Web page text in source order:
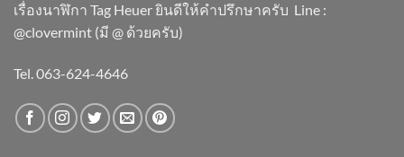
เรื่องนาฬิกา Tag Heuer ยินดีให้คำปรึกษาครับ ​Line :
@clovermint (มี @ ด้วยครับ)
Tel. 063-624-4646